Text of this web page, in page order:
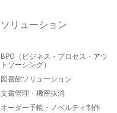
ソリューション
BPO（ビジネス・プロセス・アウ
トソーシング）
図書館ソリューション
文書管理・機密抹消
オーダー手帳・ノベルティ制作